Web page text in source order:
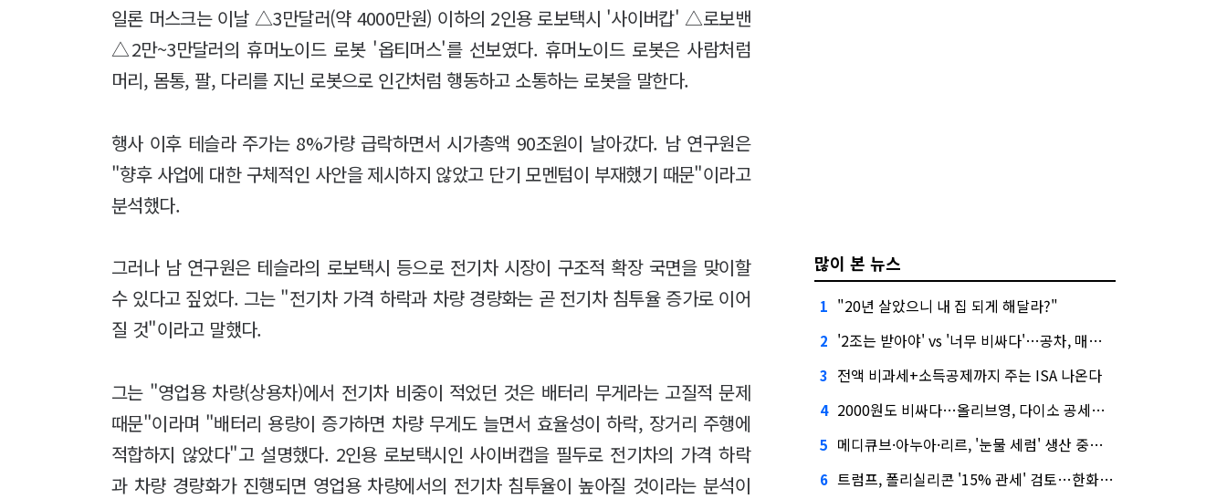
일론 머스크는 이날 △3만달러(약 4000만원) 이하의 2인용 로보택시 '사이버캅' △로보밴
△2만~3만달러의 휴머노이드 로봇 '옵티머스'를 선보였다. 휴머노이드 로봇은 사람처럼
머리, 몸통, 팔, 다리를 지닌 로봇으로 인간처럼 행동하고 소통하는 로봇을 말한다.
행사 이후 테슬라 주가는 8%가량 급락하면서 시가총액 90조원이 날아갔다. 남 연구원은
"향후 사업에 대한 구체적인 사안을 제시하지 않았고 단기 모멘텀이 부재했기 때문"이라고
분석했다.
그러나 남 연구원은 테슬라의 로보택시 등으로 전기차 시장이 구조적 확장 국면을 맞이할
수 있다고 짚었다. 그는 "전기차 가격 하락과 차량 경량화는 곧 전기차 침투율 증가로 이어
질 것"이라고 말했다.
그는 "영업용 차량(상용차)에서 전기차 비중이 적었던 것은 배터리 무게라는 고질적 문제
때문"이라며 "배터리 용량이 증가하면 차량 무게도 늘면서 효율성이 하락, 장거리 주행에
적합하지 않았다"고 설명했다. 2인용 로보택시인 사이버캡을 필두로 전기차의 가격 하락
과 차량 경량화가 진행되면 영업용 차량에서의 전기차 침투율이 높아질 것이라는 분석이
많이 본 뉴스
1 "20년 살았으니 내 집 되게 해달라?"
2 '2조는 받아야' vs '너무 비싸다'…공차, 매각 성공할까
3 전액 비과세+소득공제까지 주는 ISA 나온다
4 2000원도 비싸다…올리브영, 다이소 공세에 '가성비'로 맞불
5 메디큐브·아누아·리르, '눈물 세럼' 생산 중단한다
6 트럼프, 폴리실리콘 '15% 관세' 검토…한화큐셀·OCI 영향은?